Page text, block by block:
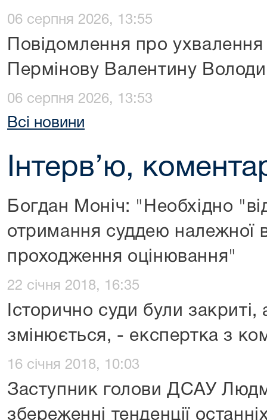
06 серпня 2026, 13:55
Повідомлення про
Пермінову Валентину
06 серпня 2026, 13:53
Всі новини
Інтерв’ю,
Богдан Моніч: "Необхідно
отримання суддею належної
проходження оцінювання"
22 січня 2018, 16:35
Історично суди були
змінюється, - експертка з
16 січня 2018, 10:03
Заступник голови ДСАУ
збереженні тенденції